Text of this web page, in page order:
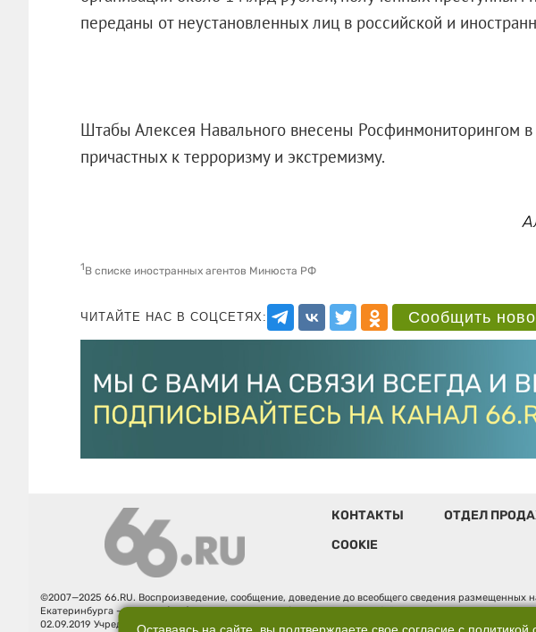
переданы от неустановленных лиц в российской и
Штабы Алексея Навального внесены Росфинмониторингом в
причастных к терроризму и экстремизму.
1В списке иностранных агентов Минюста РФ
ЧИТАЙТЕ НАС В СОЦСЕТЯХ: Сообщить
КОНТАКТЫ ОТДЕЛ
COOKIE
©2007—2025 66.RU. Воспроизведение, сообщение, доведение до всеобщего сведения размещенных
Екатеринбурга — «66.ru» (18+) зарегистрировано Федеральной службой по надзору в сфере
02.09.2019 Учредитель: Общество с ограниченной ответственностью "66.ру". Юридический адрес:
Оставаясь на сайте, вы подтверждаете свое согласие с политикой